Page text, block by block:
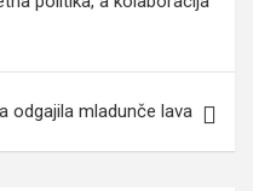
odgajila mladunče lava